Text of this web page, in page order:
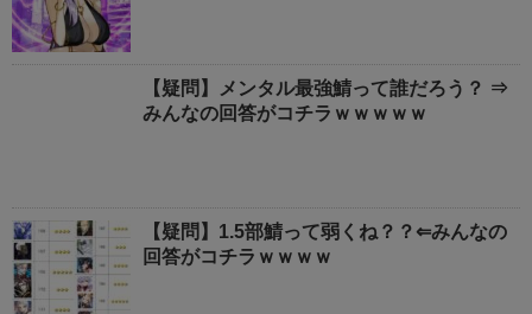
【疑問】メンタル最強鯖って誰だろう？ ⇒
みんなの回答がコチラｗｗｗｗｗ
【疑問】1.5部鯖って弱くね？？⇐みんなの
回答がコチラｗｗｗｗ